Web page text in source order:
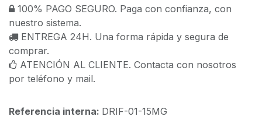
100% PAGO SEGURO. Paga con confianza, con
nuestro sistema.
ENTREGA 24H. Una forma rápida y segura de
comprar.
ATENCIÓN AL CLIENTE. Contacta con nosotros
por teléfono y mail.
Referencia interna: DRIF-01-15MG